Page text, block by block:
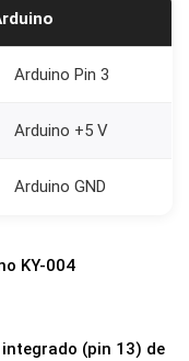
Arduino Pin 3
Arduino +5 V
Arduino GND
integrado (pin 13) de